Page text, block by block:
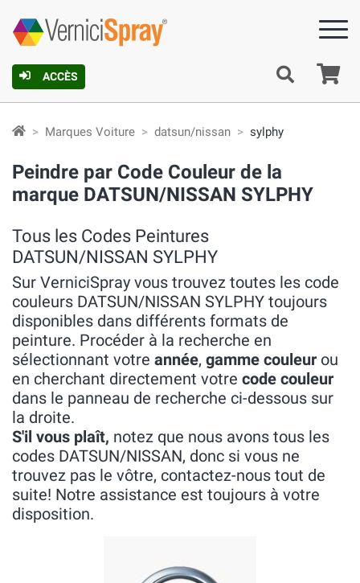
ACCÈS
Marques Voiture datsun/nissan sylphy
Peindre par Code Couleur de la
marque DATSUN/NISSAN SYLPHY
Tous les Codes Peintures
DATSUN/NISSAN SYLPHY
Sur VerniciSpray vous trouvez toutes les code
couleurs DATSUN/NISSAN SYLPHY toujours
disponibles dans différents formats de
peinture. Procéder à la recherche en
sélectionnant votre année, gamme couleur ou
en cherchant directement votre code couleur
dans le panneau de recherche ci-dessous sur
la droite.
S'il vous plaît, notez que nous avons tous les
codes DATSUN/NISSAN, donc si vous ne
trouvez pas le vôtre, contactez-nous tout de
suite! Notre assistance est toujours à votre
disposition.